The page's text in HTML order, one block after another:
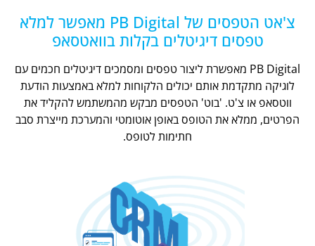
צ'אט הטפסים של PB Digital מאפשר למלא
טפסים דיגיטלים בקלות בוואטסאפ
PB Digital מאפשרת ליצור טפסים ומסמכים דיגיטלים חכמים עם
לוגיקה מתקדמת אותם יכולים הלקוחות למלא באמצעות הודעת
ווטסאפ או צ'ט. 'בוט' הטפסים מבקש מהמשתמש להקליד את
הפרטים, ממלא את הטופס באופן אוטומטי והמערכת מייצרת סבב
חתימות לטופס.